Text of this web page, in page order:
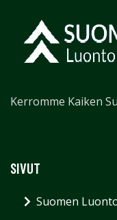
Kerromme Kaiken
SIVUT
Suomen